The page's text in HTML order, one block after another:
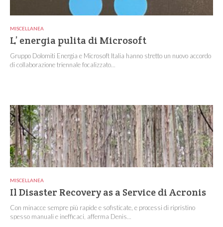
MISCELLANEA
L’ energia pulita di Microsoft
Gruppo Dolomiti Energia e Microsoft Italia hanno stretto un nuovo accordo
di collaborazione triennale focalizzato...
MISCELLANEA
Il Disaster Recovery as a Service di Acronis
Con minacce sempre più rapide e sofisticate, e processi di ripristino
spesso manuali e inefficaci, afferma Denis...